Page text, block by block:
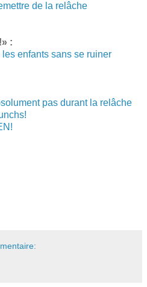
de la relâche
:
enfants sans se ruiner
pas durant la relâche